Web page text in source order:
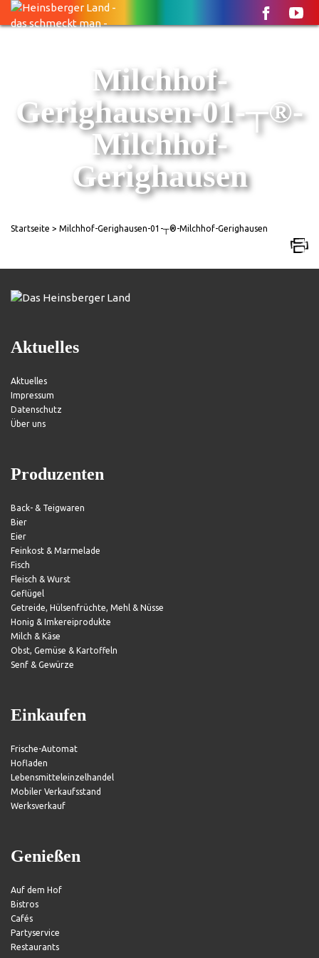
Milchhof-
Gerighausen-01-┬®-
Milchhof-
Gerighausen
Startseite > Milchhof-Gerighausen-01-┬®-Milchhof-Gerighausen
Aktuelles
Aktuelles
Impressum
Datenschutz
Über uns
Produzenten
Back- & Teigwaren
Bier
Eier
Feinkost & Marmelade
Fisch
Fleisch & Wurst
Geflügel
Getreide, Hülsenfrüchte, Mehl & Nüsse
Honig & Imkereiprodukte
Milch & Käse
Obst, Gemüse & Kartoffeln
Senf & Gewürze
Einkaufen
Frische-Automat
Hofladen
Lebensmitteleinzelhandel
Mobiler Verkaufsstand
Werksverkauf
Genießen
Auf dem Hof
Bistros
Cafés
Partyservice
Restaurants